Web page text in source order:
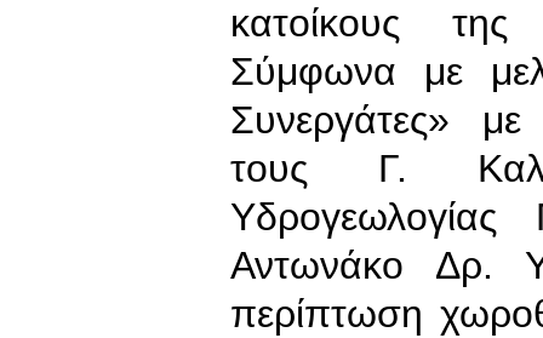
κατοίκους της
Σύμφωνα με
Συνεργάτες»
τους Γ.
Αντωνάκο Δρ.
περίπτωση